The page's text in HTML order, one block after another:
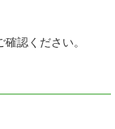
ください。